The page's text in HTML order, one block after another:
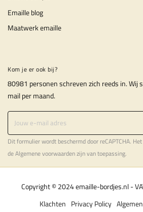
Emaille blog
Maatwerk emaille
Kom je er ook bij?
80981 personen schreven zich reeds in. Wij
mail per maand.
Dit formulier wordt beschermd door reCAPTCHA. Het
deAlgemene voorwaardenzijn van toepassing.
Copyright © 2024 emaille-bordjes.nl -
Privacy Policy
Klachten